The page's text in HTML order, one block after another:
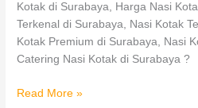
Kotak di Surabaya, Harga Nasi
Terkenal di Surabaya, Nasi Kotak
Kotak Premium di Surabaya, Nasi
Catering Nasi Kotak di Surabaya
Read More »